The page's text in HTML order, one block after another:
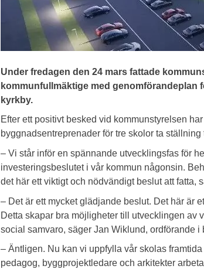
Under fredagen den 24 mars fattade
kommunfullmäktige med
kyrkby.
Efter ett positivt besked vid kommunstyrelsen
byggnadsentreprenader för tre skolor ta
– Vi står inför en spännande utvecklingsfas för
investeringsbeslutet i vår kommun någonsin.
det här ett viktigt och nödvändigt beslut att
– Det är ett mycket glädjande beslut. Det här är
Detta skapar bra möjligheter till utvecklingen av
social samvaro, säger Jan Wiklund, ordförande
– Äntligen. Nu kan vi uppfylla vår skolas
pedagog, byggprojektledare och arkitekter